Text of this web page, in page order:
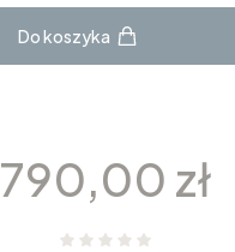
Do koszyka
Cena
790,00 zł